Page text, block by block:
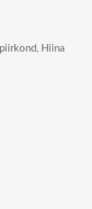
Hiina